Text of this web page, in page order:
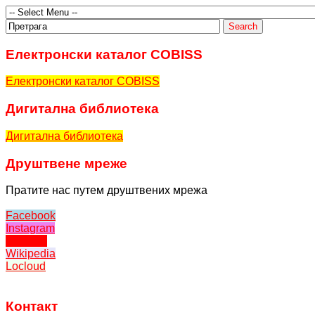
Електронски каталог COBISS
Електронски каталог COBISS
Дигитална библиотека
Дигитална библиотека
bakırköy
escort
ataköy
escort
Друштвене мреже
Пратите нас путем друштвених мрежа
Facebook
Instagram
Wikipedia
Locloud
bakırköy
ataköy
Контакт